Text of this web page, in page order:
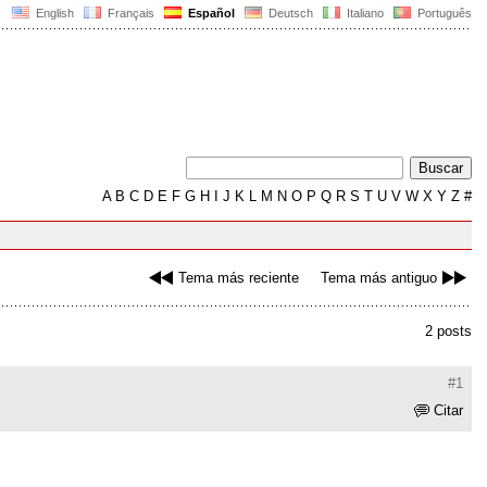
English Français Español Deutsch Italiano Português
AB C D E F G H J K L M N O P Q R S T U V W X Y Z #
Tema más reciente Tema más antiguo
2 posts
#1
Citar